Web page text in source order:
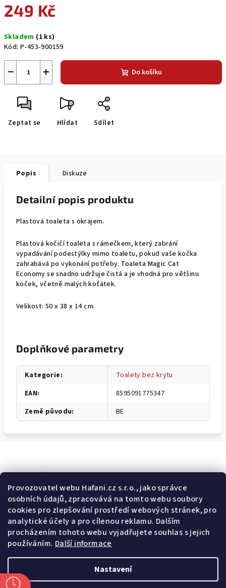
Provozovatel webu Hafani.cz s.r.o., jako správce
osobních údajů, zpracovává na tomto webu soubory
cookies pro zlepšování prostředí webových stránek, pro
analytické účely a pro cílenou reklamu. Dalším
procházením tohoto webu vyjadřujete souhlas s jejich
používáním. Další informace
Nastavení
249 Kč
cena:
Skladem (1 ks)
Kód: P-453-900159
+
− Do košíku
Zeptat se Hlídat Sdílet
Popis Diskuze
Detailní popis produktu
Plastová toaleta s okrajem.
Plastová kočičí toaleta s rámečkem, který zabrání
vypadávání podestýlky mimo toaletu, pokud vaše kočka
zahrabává po vykonání potřeby. Toaleta Magic Cat
Economy se snadno udržuje čistá a je vhodná pro většinu
koček, včetně malých koťátek.
Velikost: 50 x 38 x 14 cm.
Doplňkové parametry
Kategorie:
Toalety bez krytu
EAN:
8595091775347
Země původu: BE
Odebírat newsletter
E-mail
Potvrzuji souhlas svšeobecnými obchodními podmínkami a
spodmínkami zpracovávání a ochrany osobních údajů .
Přihlásit se
Z Copyright 2026